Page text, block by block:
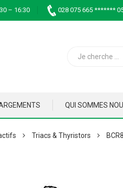
– 16:30 028 075 665 *******
QUI SOMMES
Triacs & Thyristors